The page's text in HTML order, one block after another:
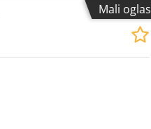
Mali oglas